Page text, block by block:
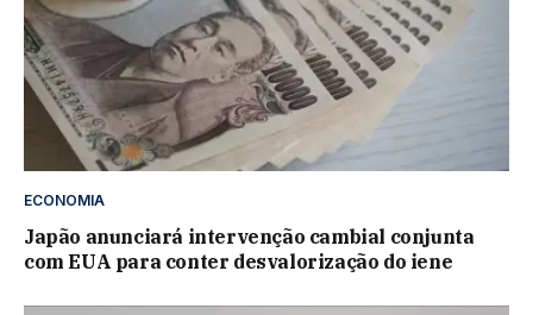
ECONOMIA
Japão anunciará intervenção cambial conjunta
com EUA para conter desvalorização do iene